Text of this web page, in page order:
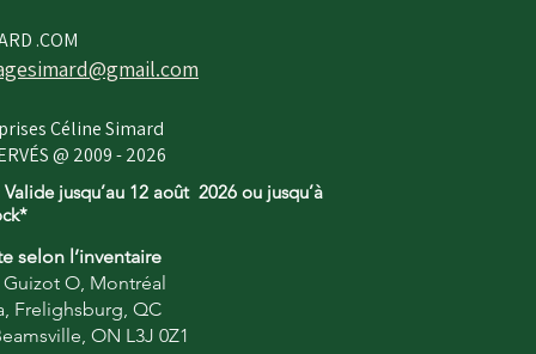
.COM
Céline Simard
@ 2009 - 2026
jusqu’au 12 août 2026 ou jusqu’à
selon l’inventaire
O, Montréal
Frelighsburg, QC
ON L3J 0Z1